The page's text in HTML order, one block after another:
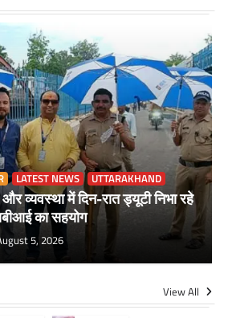
LATEST NEWS UTTARAKHAND
व्यवस्था में दिन-रात ड्यूटी निभा रहे
का सहयोग
5, 2026
View All